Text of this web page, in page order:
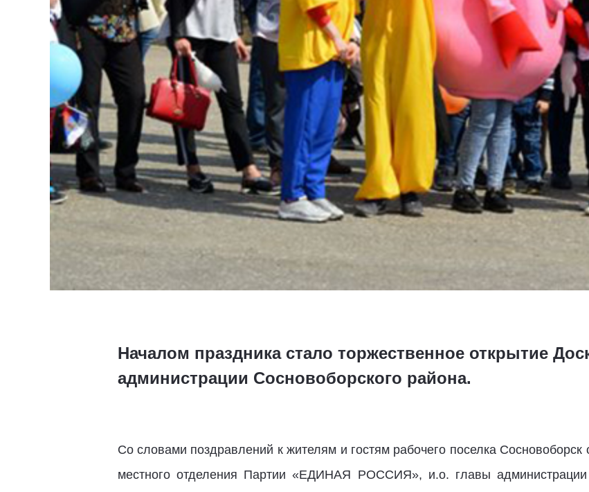
Началом праздника стало торжественное открытие
администрации Сосновоборского района.
Со словами поздравлений к жителям и гостям рабочего поселка Сосновоборск
местного отделения Партии «ЕДИНАЯ РОССИЯ», и.о. главы